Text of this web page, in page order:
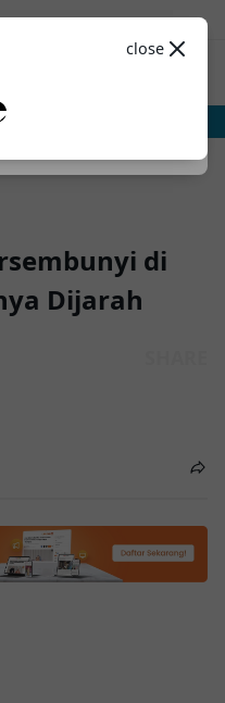
Hadapi Mesin Pressing Ralf
di
Dijarah
close